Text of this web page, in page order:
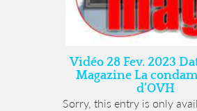
Vidéo 28 Fev. 2023
Magazine La
d’OVH
Sorry, this entry is only